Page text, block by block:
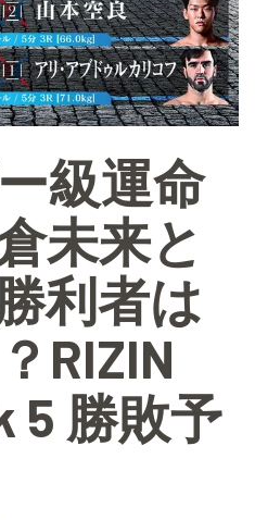
級運命
未来と
利者は
RIZIN
5 勝敗予